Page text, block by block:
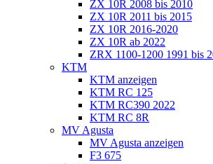
ZX 10R 2008 bis 2010
ZX 10R 2011 bis 2015
ZX 10R 2016-2020
ZX 10R ab 2022
ZRX 1100-1200 1991 bis
KTM
KTM anzeigen
KTM RC 125
KTM RC390 2022
KTM RC 8R
MV Agusta
MV Agusta anzeigen
F3 675